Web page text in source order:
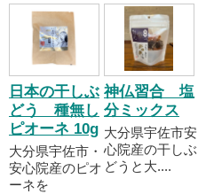
日本の干しぶ
どう 種無し
ピオーネ 10g
大分県宇佐市・
安心院産のピオ
ーネを
神仏習合 塩
分ミックス
大分県宇佐市安
心院産の干しぶ
どうと大....